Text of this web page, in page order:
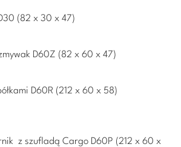
(82 x 30 x 47)
D60Z (82 x 60 x 47)
D60R (212 x 60 x 58)
z szufladą Cargo D60P (212 x 60 x